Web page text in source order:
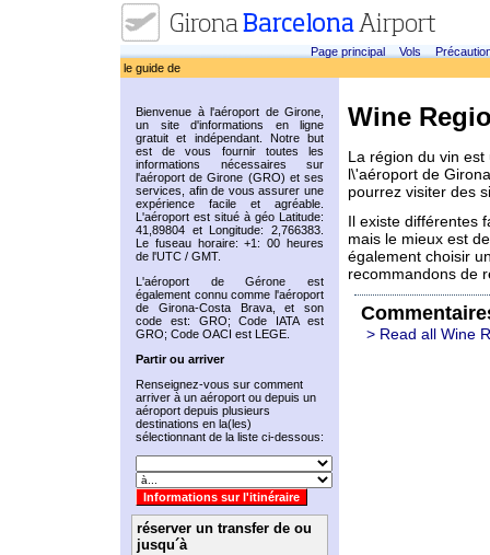
Page principal Vols
le guide de
Bienvenue à l'aéroport de Girone,
un site d'informations en ligne
gratuit et indépendant. Notre but
est de vous fournir toutes les
informations nécessaires sur
l'aéroport de Girone (GRO) et ses
services, afin de vous assurer une
expérience facile et agréable.
L'aéroport est situé à géo Latitude:
41,89804 et Longitude: 2,766383.
Le fuseau horaire: +1: 00 heures
de l'UTC / GMT.
L'aéroport de Gérone est
également connu comme l'aéroport
de Girona-Costa Brava, et son
code est: GRO; Code IATA est
GRO; Code OACI est LEGE.
Partir ou arriver
Renseignez-vous sur comment
arriver à un aéroport ou depuis un
aéroport depuis plusieurs
destinations en la(les)
sélectionnant de la liste ci-dessous:
réserver un transfer de ou
jusqu´à
Wine
La région du vin
l\'aéroport de
pourrez visiter des
Il existe différentes
mais le mieux est
également choisir
recommandons de
> Read all Wine